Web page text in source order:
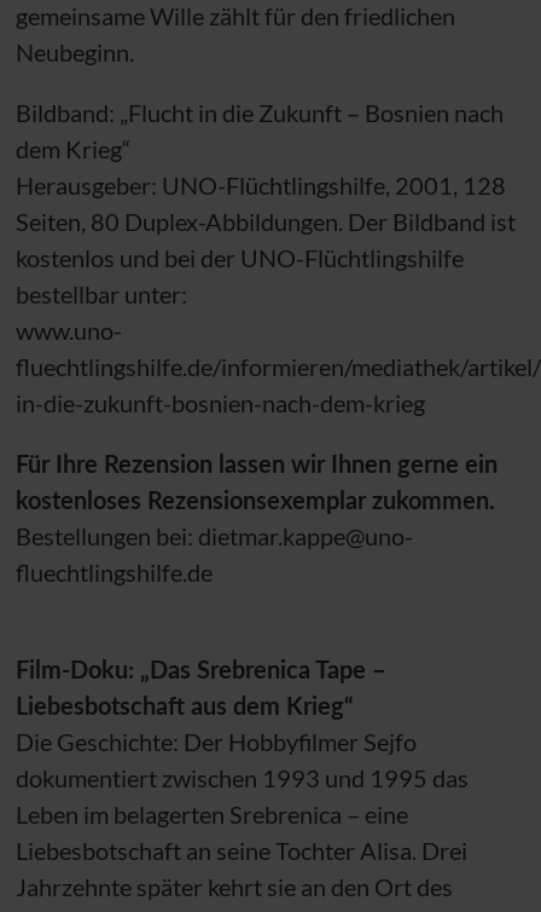
gemeinsame Wille zählt für den friedlichen
Neubeginn.
Bildband: „Flucht in die Zukunft – Bosnien nach
dem Krieg“
Herausgeber: UNO-Flüchtlingshilfe, 2001, 128
Seiten, 80 Duplex-Abbildungen. Der Bildband ist
kostenlos und bei der UNO-Flüchtlingshilfe
bestellbar unter:
www.uno-
fluechtlingshilfe.de/informieren/mediathek/
in-die-zukunft-bosnien-nach-dem-krieg
Für Ihre Rezension lassen wir Ihnen gerne ein
kostenloses Rezensionsexemplar zukommen.
Bestellungen bei: dietmar.kappe@uno-
fluechtlingshilfe.de
Film-Doku: „Das Srebrenica Tape –
Liebesbotschaft aus dem Krieg“
Die Geschichte: Der Hobbyfilmer Sejfo
dokumentiert zwischen 1993 und 1995 das
Leben im belagerten Srebrenica – eine
Liebesbotschaft an seine Tochter Alisa. Drei
Jahrzehnte später kehrt sie an den Ort des